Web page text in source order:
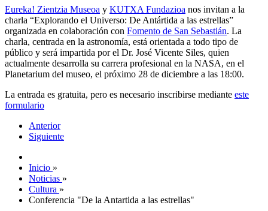
Eureka! Zientzia Museoa y KUTXA Fundazioa nos invitan a la
charla “Explorando el Universo: De Antártida a las estrellas”
organizada en colaboración con Fomento de San Sebastián. La
charla, centrada en la astronomía, está orientada a todo tipo de
público y será impartida por el Dr. José Vicente Siles, quien
actualmente desarrolla su carrera profesional en la NASA, en el
Planetarium del museo, el próximo 28 de diciembre a las 18:00.
La entrada es gratuita, pero es necesario inscribirse mediante este
formulario
Anterior
Siguiente
Inicio »
Noticias »
Cultura »
Conferencia "De la Antartida a las estrellas"